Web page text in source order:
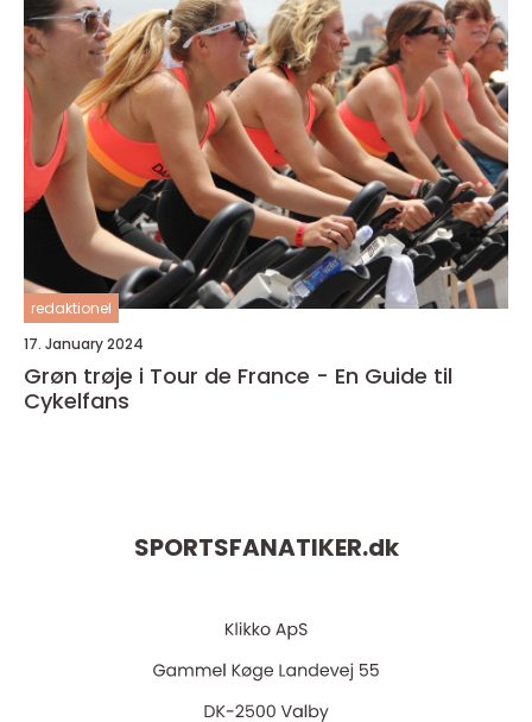
redaktionel
17. January 2024
Grøn trøje i Tour de France - En Guide til
Cykelfans
SPORTSFANATIKER.dk